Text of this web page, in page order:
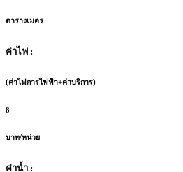
ตารางเมตร
ค่าไฟ :
(ค่าไฟการไฟฟ้า+ค่าบริการ)
8
บาท/หน่วย
ค่าน้ำ :